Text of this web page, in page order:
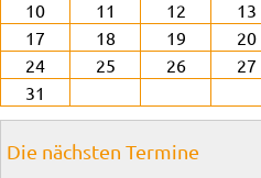
10
11 12 13
17
18 19 20
24
25 26 27
31
Die nächsten Termine